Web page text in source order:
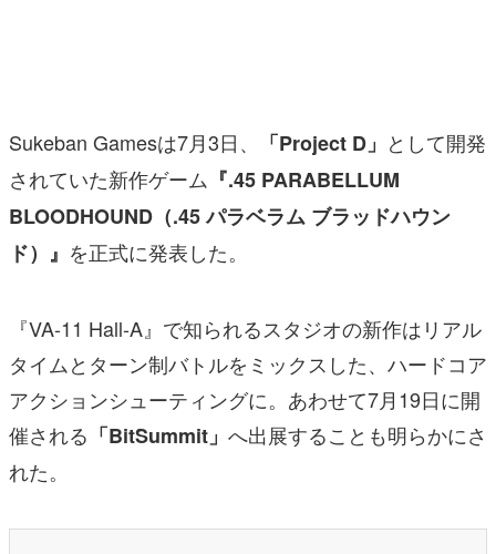
その他
電ファミニコゲーマーとは？
運営：株式会社マレ
Sukeban Gamesは7月3日、 「Project D」 として開発
されていた新作ゲーム 『.45 PARABELLUM
BLOODHOUND（.45 パラベラム ブラッドハウン
ド）』 を正式に発表した。
『VA-11 Hall-A』で知られるスタジオの新作はリアル
タイムとターン制バトルをミックスした、ハードコア
アクションシューティングに。あわせて7月19日に開
催される 「BitSummit」 へ出展することも明らかにさ
れた。